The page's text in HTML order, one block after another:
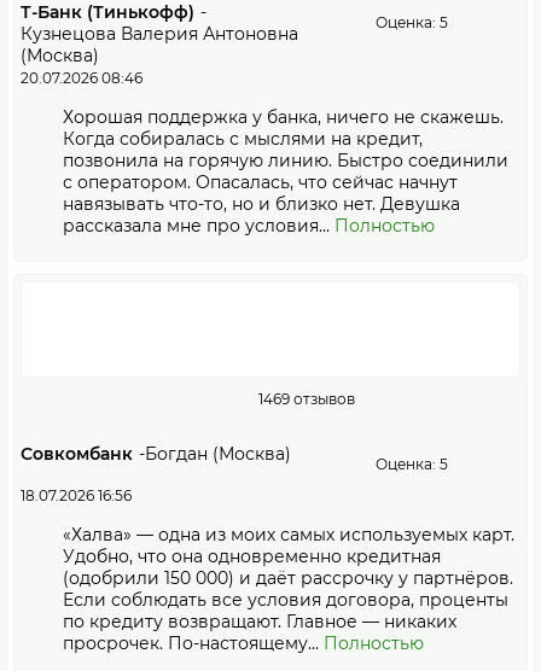
Т-Банк (Тинькофф) -
Кузнецова Валерия Антоновна
(Москва)
Оценка: 5
20.07.2026 08:46
Хорошая поддержка у банка, ничего не скажешь.
Когда собиралась с мыслями на кредит,
позвонила на горячую линию. Быстро соединили
с оператором. Опасалась, что сейчас начнут
навязывать что-то, но и близко нет. Девушка
рассказала мне про условия... Полностью
1469 отзывов
Совкомбанк -Богдан (Москва)
Оценка: 5
18.07.2026 16:56
«Халва» — одна из моих самых используемых карт.
Удобно, что она одновременно кредитная
(одобрили 150 000) и даёт рассрочку у партнёров.
Если соблюдать все условия договора, проценты
по кредиту возвращают. Главное — никаких
просрочек. По-настоящему... Полностью